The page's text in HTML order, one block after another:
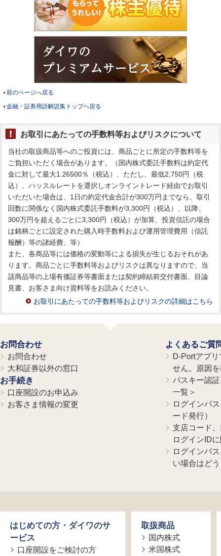
前のページへ戻る
金融・証券用語解説集トップへ戻る
お取引にあたっての手数料等およびリスクについて
当社の取扱商品等へのご投資には、商品ごとに所定の手数料等を
ご負担いただく場合があります。（国内株式委託手数料は約定代
金に対して最大1.26500％（税込）、ただし、最低2,750円（税
込）、ハッスルレートを選択しオンライントレード経由でお取引
いただいた場合は、1日の約定代金合計が300万円までなら、取引
回数に関係なく国内株式委託手数料が3,300円（税込）、以降、
300万円を超えるごとに3,300円（税込）が加算、投資信託の場合
は銘柄ごとに設定された購入時手数料および運用管理費用（信託
報酬）等の諸経費、等）
また、各商品等には価格の変動等による損失が生じるおそれがあ
ります。商品ごとに手数料等およびリスクは異なりますので、当
該商品等の上場有価証券等書面または契約締結前交付書面、目論
見書、お客さま向け資料等をお読みください。
お取引にあたっての手数料等およびリスクの詳細はこちら
お問合わせ
お問合わせ
大和証券以外の窓口
お手続き
口座開設のお申込み
お客さま情報の変更
よくあるご質
D-Portアプ
せん。原因
パスキー認
一覧＞
ログインパ
ード発行）
支店コード
ログインID
ログインパ
い場合はど
はじめての方・ダイワのサ
ービス
口座開設をご検討の方
取扱商品
国内株式
米国株式